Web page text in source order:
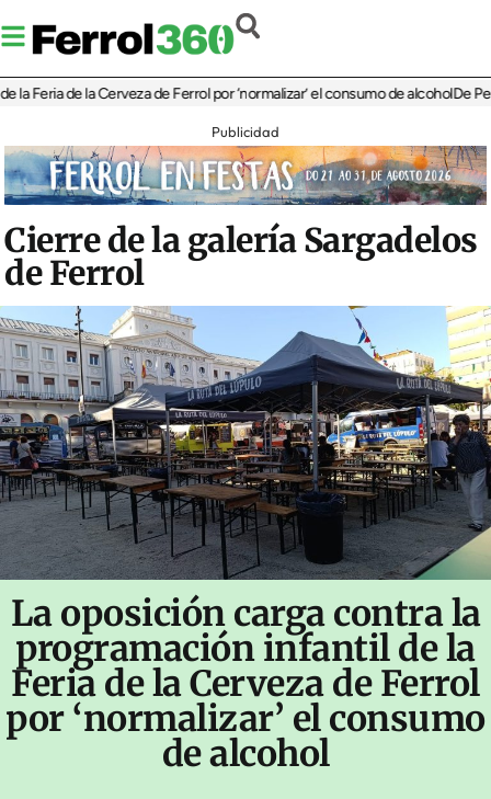
de la Cerveza de Ferrol por ‘normalizar’ el consumo de alcoholDe Perlío a
Publicidad
Cierre de la galería Sargadelos
de Ferrol
La oposición carga contra la
programación infantil de la
Feria de la Cerveza de Ferrol
por ‘normalizar’ el consumo
de alcohol